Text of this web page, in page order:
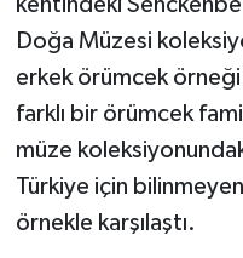
kentindeki
Doğa Müzesi
erkek örümcek örneği
farklı bir örümcek
müze
Türkiye için
örnekle karşılaştı.